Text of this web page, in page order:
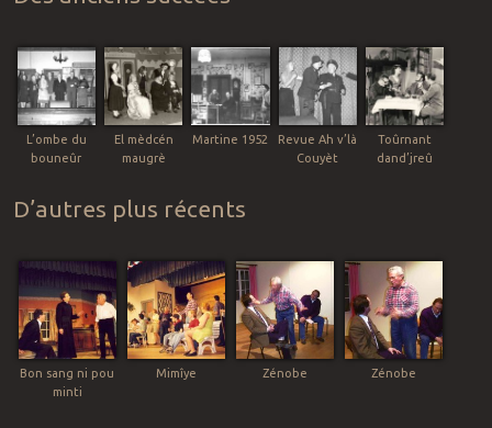
L’ombe du
bouneûr
El mèdcén
maugrè
Martine 1952
Revue Ah v’là
Couyèt
Toûrnant
dand’jreû
D’autres plus récents
Bon sang ni pou
minti
Mimîye Zénobe Zénobe